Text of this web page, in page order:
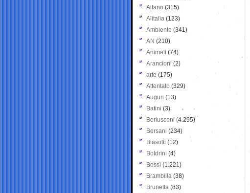
Alfano (315)
Alitalia (123)
Ambiente (341)
AN (210)
Animali (74)
Arancioni (2)
arte (175)
Attentato (329)
Auguri (13)
Batini (3)
Berlusconi (4.295)
Bersani (234)
Biasotti (12)
Boldrini (4)
Bossi (1.221)
Brambilla (38)
Brunetta (83)